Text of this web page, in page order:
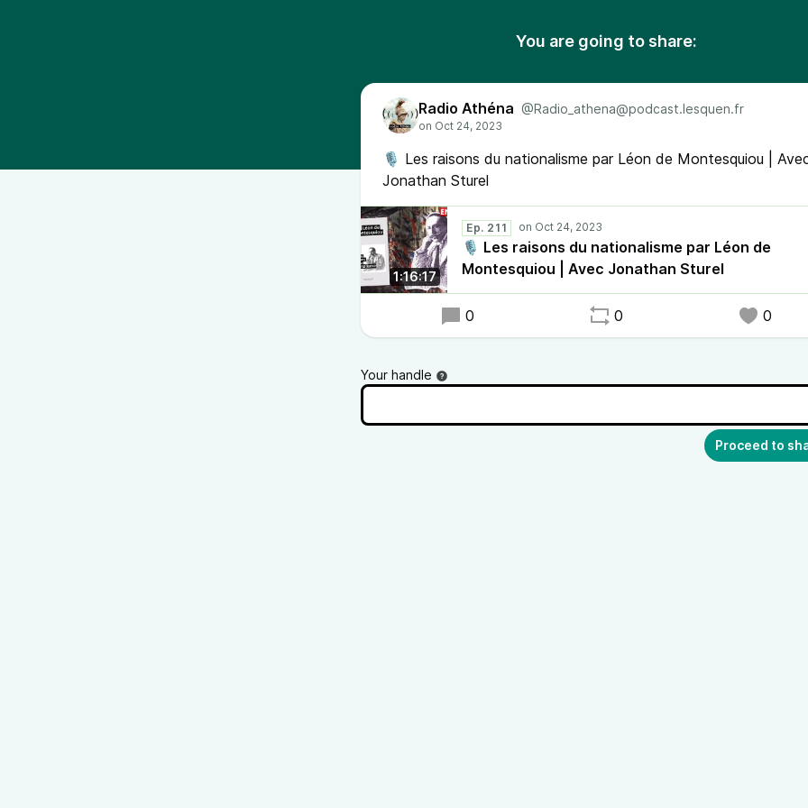
You are going to share:
Radio Athéna @Radio_athena@podcast.lesquen.fr
🎙 Les raisons du nationalisme par Léon de Montesquiou |
Jonathan Sturel
1:16:17
Ep. 211
🎙 Les raisons du nationalisme par Léon de
Montesquiou | Avec Jonathan Sturel
0 0 0
Your handle
Proceed to